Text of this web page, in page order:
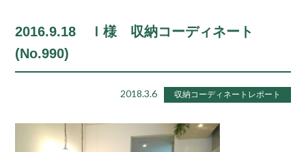
2016.9.18 Ｉ様 収納コーディネート
(No.990)
2018.3.6 収納コーディネートレポート